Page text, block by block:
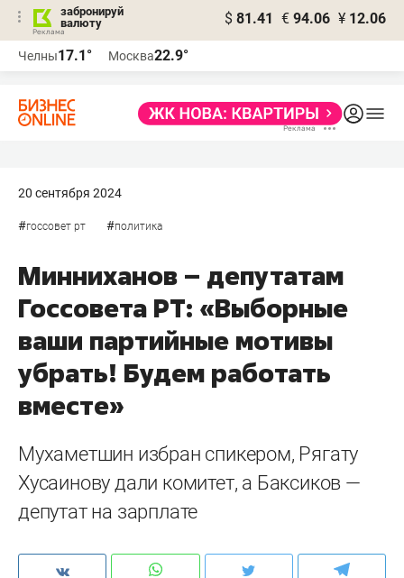
забронируй
валюту
$ 81.41 € 94.06 ¥ 12.06
Челны17.1° Москва22.9°
20 сентября 2024
#госсовет рт #политика
Минниханов – депутатам
Госсовета РТ: «Выборные
ваши партийные мотивы
убрать! Будем работать
вместе»
Мухаметшин избран спикером, Рягату
Хусаинову дали комитет, а Баксиков —
депутат на зарплате